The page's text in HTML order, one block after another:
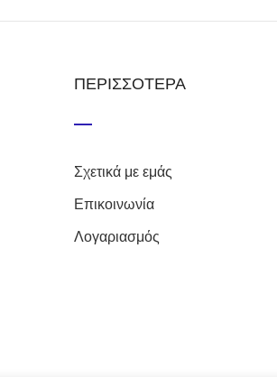
ΠΕΡΙΣΣΟΤΕΡΑ
Σχετικά με εμάς
Επικοινωνία
Λογαριασμός